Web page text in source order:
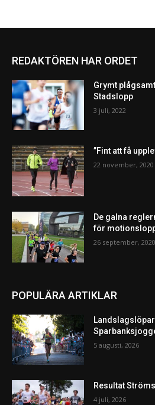
REDAKTÖREN HAR ORDET
Grymt
Stadslopp
3 juli, 2022
”Fint att få
22 november, 2020
De galna
för
26 september, 2020
POPULÄRA ARTIKLAR
5 augusti, 2026
Resultat
4 juli, 2026